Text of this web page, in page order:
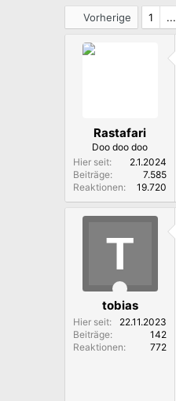
Vorherige 1 ...
Rastafari
Doo doo doo
Hier seit
2.1.2024
Beiträge
7.585
Reaktionen
19.720
T
tobias
Hier seit
22.11.2023
Beiträge
142
Reaktionen
772